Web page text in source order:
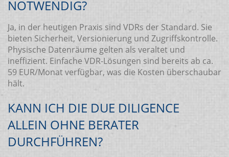
NOTWENDIG?
Ja, in der heutigen Praxis sind VDRs der Standard. Sie
bieten Sicherheit, Versionierung und Zugriffskontrolle.
Physische Datenräume gelten als veraltet und
ineffizient. Einfache VDR-Lösungen sind bereits ab ca.
59 EUR/Monat verfügbar, was die Kosten überschaubar
hält.
KANN ICH DIE DUE DILIGENCE
ALLEIN OHNE BERATER
DURCHFÜHREN?